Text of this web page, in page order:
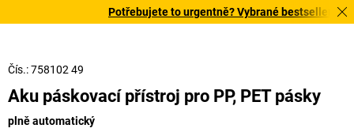
Potřebujete to urgentně? Vybrané bestsellery
Čís.: 758102 49
Aku páskovací přístroj pro PP, PET pásky
plně automatický